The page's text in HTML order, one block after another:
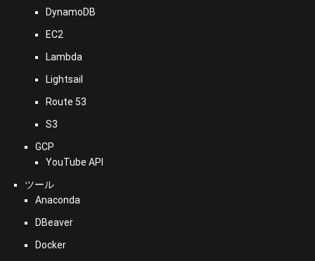
DynamoDB
EC2
Lambda
Lightsail
Route 53
S3
GCP
YouTube API
ツール
Anaconda
DBeaver
Docker